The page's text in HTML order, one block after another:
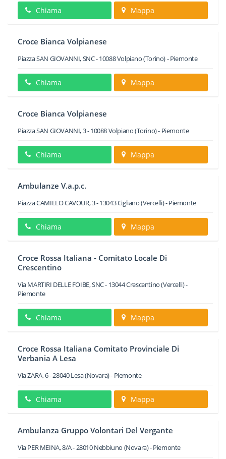
Chiama Mappa
Croce Bianca Volpianese
Piazza SAN GIOVANNI, SNC-10088Volpiano(Torino) -Piemonte
Chiama Mappa
Croce Bianca Volpianese
Piazza SAN GIOVANNI, 3-10088Volpiano(Torino) - Piemonte
Chiama Mappa
Ambulanze V.a.p.c.
Piazza CAMILLO CAVOUR, 3-13043Cigliano(Vercelli) -Piemonte
Chiama Mappa
Croce Rossa Italiana - Comitato Locale Di
Crescentino
Via MARTIRI DELLE FOIBE, SNC- 13044Crescentino(Vercelli) -
Piemonte
Chiama Mappa
Croce Rossa Italiana Comitato Provinciale Di
Verbania A Lesa
Via ZARA, 6-28040Lesa(Novara) - Piemonte
Chiama Mappa
Ambulanza Gruppo Volontari Del Vergante
Via PER MEINA, 8/A-28010Nebbiuno (Novara) -Piemonte